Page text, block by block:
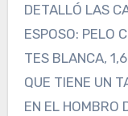
DETALLÓ LAS
ESPOSO: PELO
TES BLANCA,
QUE TIENE UN
EN EL HOMBRO